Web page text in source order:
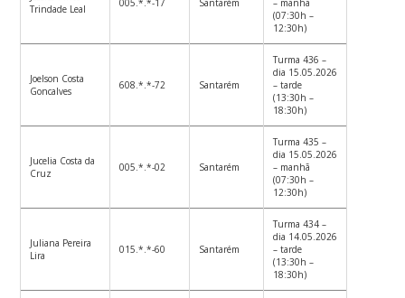
Trindade Leal
(07:30h –
12:30h)
Joelson Costa
Goncalves
608.*.*-72 Santarém
Turma 436 –
dia 15.05.2026
– tarde
(13:30h –
18:30h)
Jucelia Costa da
Cruz
005.*.*-02 Santarém
Turma 435 –
dia 15.05.2026
– manhã
(07:30h –
12:30h)
Juliana Pereira
Lira
015.*.*-60 Santarém
Turma 434 –
dia 14.05.2026
– tarde
(13:30h –
18:30h)